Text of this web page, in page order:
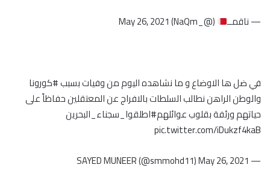
— ناقمــ
(@_NaQm)
May 26, 2021
في ضل ها الاوضاع و ما نشاهده اليوم من وفيات بسبب#كورونا
والوطن الراهن نطالب السلطات بالافراج عن المعتقلين حفاظاً على
حياتهم ورئفة بقلوب عوائلهم#اطلقوا_سجناء_البحرين
pic.twitter.com/iDukzf4kaB
— SAYED MUNEER (@smmohd11)
May 26, 2021